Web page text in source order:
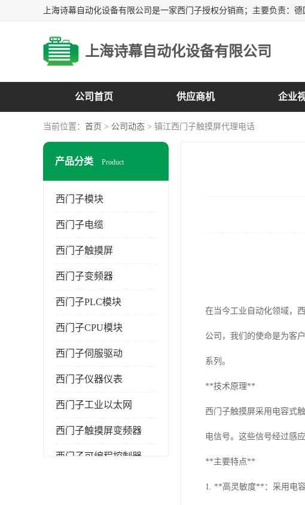
上海诗幕自动化设备有限公司
公司首页 供应商机 企业
当前位置： 首页 > 公司动态 > 镇江西门子触摸屏代理电话
产品分类 Product
西门子模块
西门子电缆
西门子触摸屏
西门子变频器
西门子PLC模块
西门子CPU模块
西门子伺服驱动
西门子仪器仪表
西门子工业以太网
西门子触摸屏变频器
西门子可编程控制器
在当今工业自动化领域，
公司，我们的使命是为客
系列。
**技术原理**
西门子触摸屏采用电容式
电信号。这些信号经过感
**主要特点**
1. **高灵敏度**：采用电